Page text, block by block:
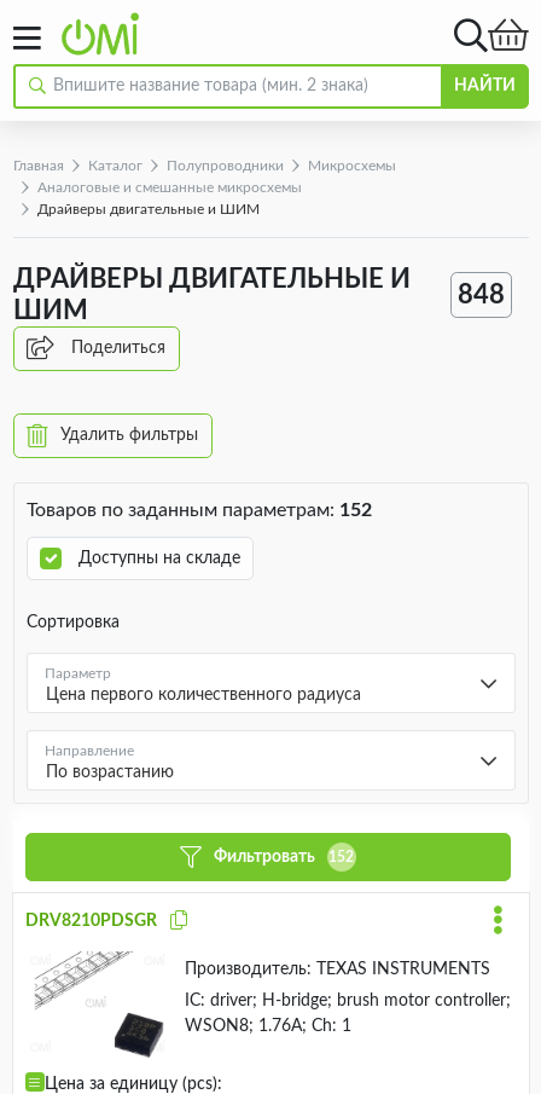
НАЙТИ
Главная Каталог Полупроводники
Микросхемы
Аналоговые и смешанные микросхемы
Драйверы двигательные и ШИМ
ДРАЙВЕРЫ ДВИГАТЕЛЬНЫЕ И
ШИМ
848
Поделиться
Удалить фильтры
Товаров по заданным параметрам: 152
Доступны на складе
Сортировка
Цена первого количественного радиуса
Параметр
По возрастанию
Направление
Фильтровать 152
DRV8210PDSGR
Производитель:
TEXAS INSTRUMENTS
IC: driver; H-bridge; brush motor controller;
WSON8; 1.76A; Ch: 1
Цена за единицу (pcs):